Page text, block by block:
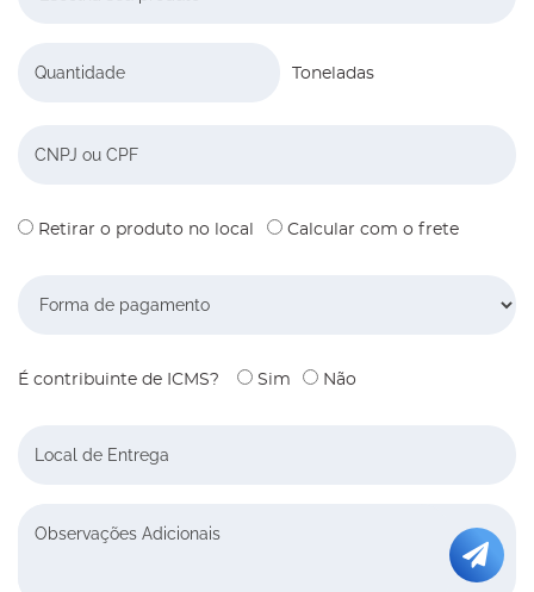
Quantidade
Toneladas
Retirar o produto no local Calcular com o frete
É contribuinte de ICMS? Sim Não